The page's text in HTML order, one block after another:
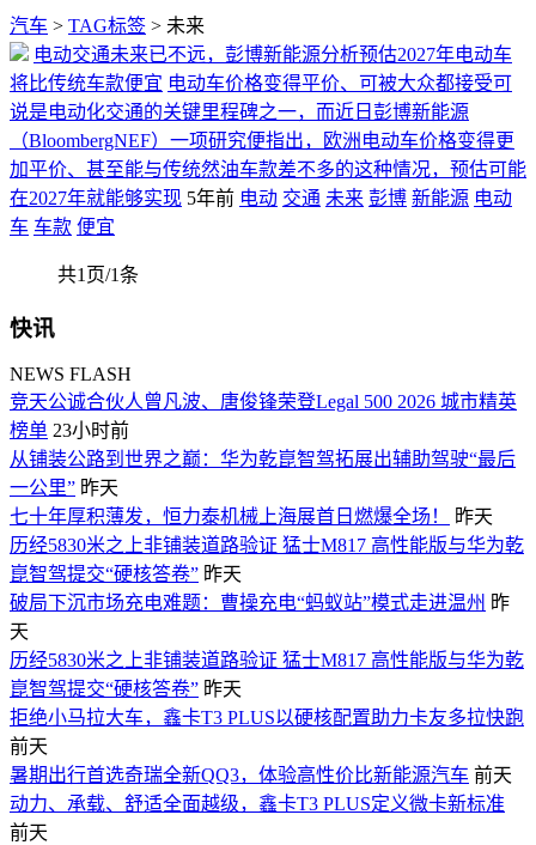
汽车 > TAG标签 > 未来
电动交通未来已不远，彭博新能源分析预估2027年电动车
将比传统车款便宜 电动车价格变得平价、可被大众都接受可
说是电动化交通的关键里程碑之一，而近日彭博新能源
（BloombergNEF）一项研究便指出，欧洲电动车价格变得更
加平价、甚至能与传统然油车款差不多的这种情况，预估可能
在2027年就能够实现 5年前 电动 交通 未来 彭博 新能源 电动
车 车款 便宜
共1页/1条
快讯
NEWS FLASH
竞天公诚合伙人曾凡波、唐俊锋荣登Legal 500 2026 城市精英
榜单 23小时前
从铺装公路到世界之巅：华为乾崑智驾拓展出辅助驾驶“最后
一公里” 昨天
七十年厚积薄发，恒力泰机械上海展首日燃爆全场！
昨天
历经5830米之上非铺装道路验证 猛士M817 高性能版与华为乾
崑智驾提交“硬核答卷” 昨天
破局下沉市场充电难题：曹操充电“蚂蚁站”模式走进温州 昨
天
历经5830米之上非铺装道路验证 猛士M817 高性能版与华为乾
崑智驾提交“硬核答卷” 昨天
拒绝小马拉大车，鑫卡T3 PLUS以硬核配置助力卡友多拉快跑
前天
暑期出行首选奇瑞全新QQ3，体验高性价比新能源汽车 前天
动力、承载、舒适全面越级，鑫卡T3 PLUS定义微卡新标准
前天